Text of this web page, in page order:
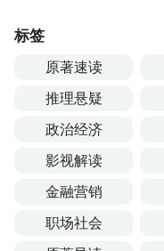
标签
原著速读
推理悬疑
政治经济
影视解读
金融营销
职场社会